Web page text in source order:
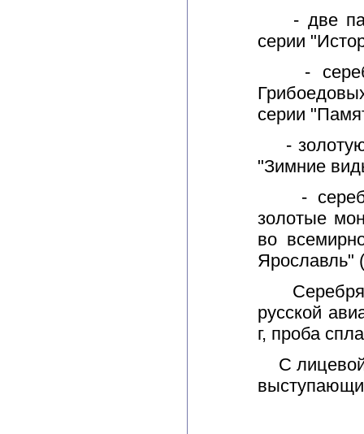
- две
серии
-
серии
- золотую
"Зимние
-
золотые
во
Ярославль"
русской
г, проба
С лицевой